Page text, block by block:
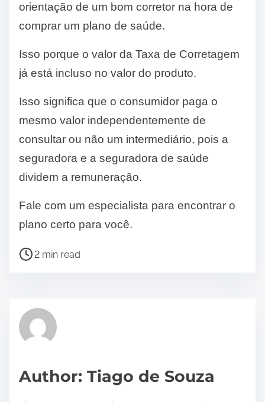
orientação de um bom corretor na hora de
comprar um plano de saúde.
Isso porque o valor da Taxa de Corretagem
já está incluso no valor do produto.
Isso significa que o consumidor paga o
mesmo valor independentemente de
consultar ou não um intermediário, pois a
seguradora e a seguradora de saúde
dividem a remuneração.
Fale com um especialista para encontrar o
plano certo para você.
P
r
e
t
2 min read
Author: Tiago de Souza